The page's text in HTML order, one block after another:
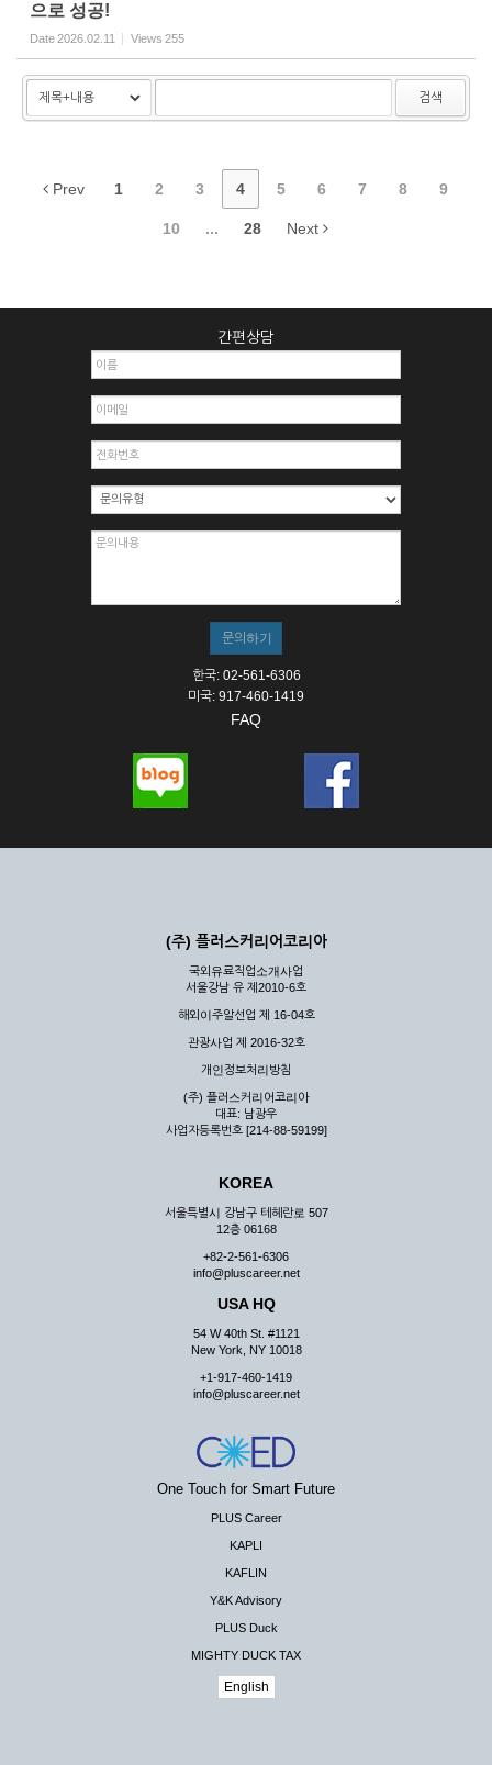
으로 성공!
Date2026.02.11 Views 255
검색
Prev 1 2 3 4 5 6 7 8 9
10 ... 28 Next
간편상담
한국: 02-561-6306
미국: 917-460-1419
FAQ
(주) 플러스커리어코리아
국외유료직업소개사업
서울강남 유 제2010-6호
해외이주알선업 제 16-04호
관광사업 제 2016-32호
개인정보처리방침
(주) 플러스커리어코리아
대표: 남광우
사업자등록번호 [214-88-59199]
KOREA
서울특별시 강남구 테헤란로 507
12층 06168
+82-2-561-6306
info@pluscareer.net
USA HQ
54 W 40th St. #1121
New York, NY 10018
+1-917-460-1419
info@pluscareer.net
One Touch for Smart Future
PLUS Career
KAPLI
KAFLIN
Y&K Advisory
PLUS Duck
MIGHTY DUCK TAX
English